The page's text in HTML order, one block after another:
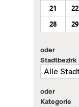
21
22
28
29
oder
Stadtbezirk
oder
Kategorie